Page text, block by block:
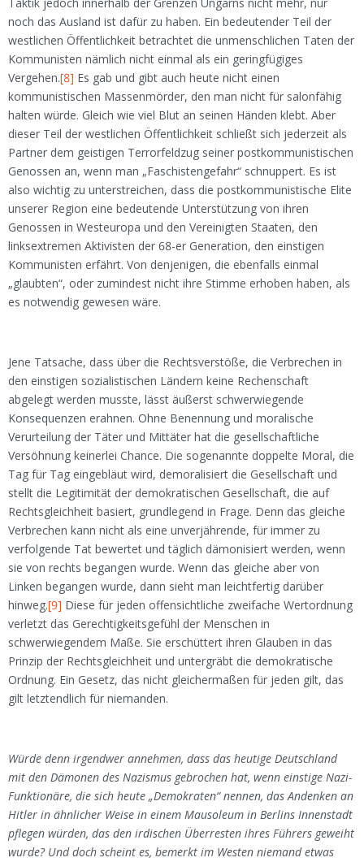
noch das Ausland ist dafür zu haben. Ein bedeutender Teil der
westlichen Öffentlichkeit betrachtet die unmenschlichen Taten der
Kommunisten nämlich nicht einmal als ein geringfügiges
Vergehen.[8] Es gab und gibt auch heute nicht einen
kommunistischen Massenmörder, den man nicht für salonfähig
halten würde. Gleich wie viel Blut an seinen Händen klebt. Aber
dieser Teil der westlichen Öffentlichkeit schließt sich jederzeit als
Partner dem geistigen Terrorfeldzug seiner postkommunistischen
Genossen an, wenn man „Faschistengefahr“ schnuppert. Es ist
also wichtig zu unterstreichen, dass die postkommunistische Elite
unserer Region eine bedeutende Unterstützung von ihren
Genossen in Westeuropa und den Vereinigten Staaten, den
linksextremen Aktivisten der 68-er Generation, den einstigen
Kommunisten erfährt. Von denjenigen, die ebenfalls einmal
„glaubten“, oder zumindest nicht ihre Stimme erhoben haben, als
es notwendig gewesen wäre.
Jene Tatsache, dass über die Rechtsverstöße, die Verbrechen in
den einstigen sozialistischen Ländern keine Rechenschaft
abgelegt werden musste, lässt äußerst schwerwiegende
Konsequenzen erahnen. Ohne Benennung und moralische
Verurteilung der Täter und Mittäter hat die gesellschaftliche
Versöhnung keinerlei Chance. Die sogenannte doppelte Moral, die
Tag für Tag eingebläut wird, demoralisiert die Gesellschaft und
stellt die Legitimität der demokratischen Gesellschaft, die auf
Rechtsgleichheit basiert, grundlegend in Frage. Denn das gleiche
Verbrechen kann nicht als eine unverjährende, für immer zu
verfolgende Tat bewertet und täglich dämonisiert werden, wenn
sie von rechts begangen wurde. Wenn das gleiche aber von
Linken begangen wurde, dann sieht man leichtfertig darüber
hinweg.[9] Diese für jeden offensichtliche zweifache Wertordnung
verletzt das Gerechtigkeitsgefühl der Menschen in
schwerwiegendem Maße. Sie erschüttert ihren Glauben in das
Prinzip der Rechtsgleichheit und untergräbt die demokratische
Ordnung. Ein Gesetz, das nicht gleichermaßen für jeden gilt, das
gilt letztendlich für niemanden.
Würde denn irgendwer annehmen, dass das heutige Deutschland
mit den Dämonen des Nazismus gebrochen hat, wenn einstige Nazi-
Funktionäre, die sich heute „Demokraten“ nennen, das Andenken an
Hitler in ähnlicher Weise in einem Mausoleum in Berlins Innenstadt
pflegen würden, das den irdischen Überresten ihres Führers geweiht
wurde? Und doch scheint es, bemerkt im Westen niemand etwas